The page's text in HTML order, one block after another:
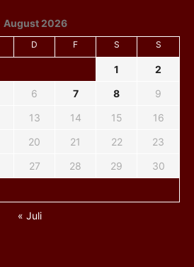
August 2026
D F S S
1
2
6 7 8
9
13 14 15
16
20 21 22
23
27 28 29
30
« Juli